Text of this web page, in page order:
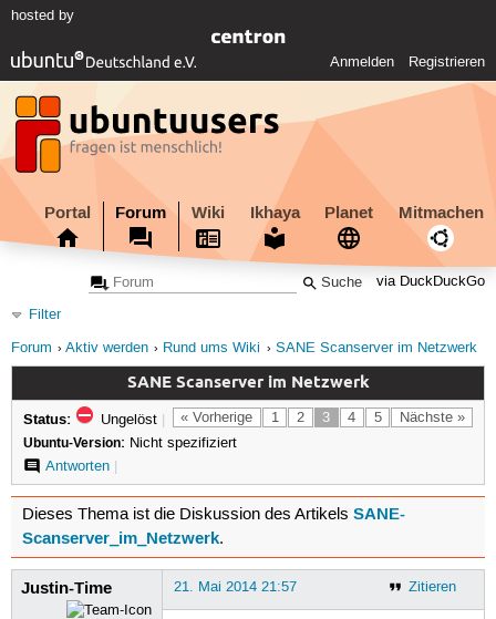
hosted by
Anmelden Registrieren
Portal Forum Wiki Ikhaya Planet Mitmachen
via DuckDuckGo
Filter
Forum
Aktiv werden Rund ums Wiki SANE Scanserver im Netzwerk
SANE Scanserver im Netzwerk
« Vorherige 1 2 3 4 5 Nächste »
Status: Ungelöst |
Ubuntu-Version: Nicht spezifiziert
Antworten|
Dieses Thema ist die Diskussion des Artikels SANE-
Scanserver_im_Netzwerk.
Justin-Time Zitieren
21. Mai 2014 21:57